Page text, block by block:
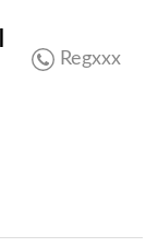
Regxxx